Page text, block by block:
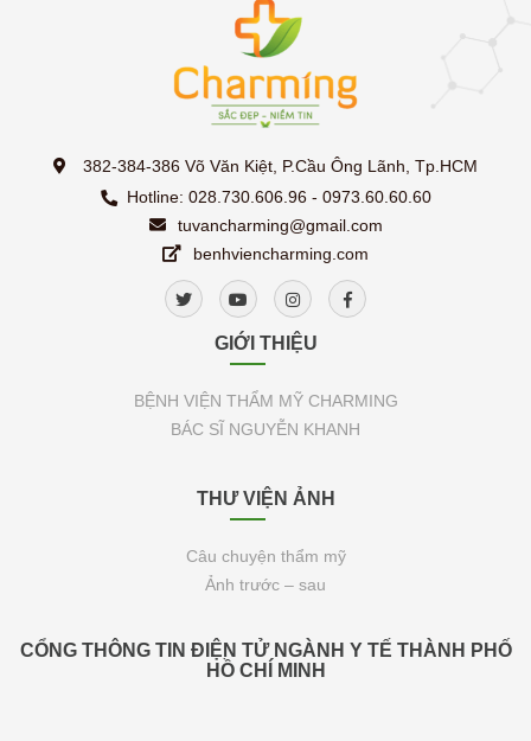
382-384-386 Võ Văn Kiệt, P.Cầu Ông Lãnh, Tp.HCM
Hotline: 028.730.606.96 - 0973.60.60.60
tuvancharming@gmail.com
benhviencharming.com
GIỚI THIỆU
BỆNH VIỆN THẨM MỸ CHARMING
BÁC SĨ NGUYỄN KHANH
THƯ VIỆN ẢNH
Câu chuyện thẩm mỹ
Ảnh trước – sau
CỔNG THÔNG TIN ĐIỆN TỬ NGÀNH Y TẾ THÀNH PHỐ
HỒ CHÍ MINH